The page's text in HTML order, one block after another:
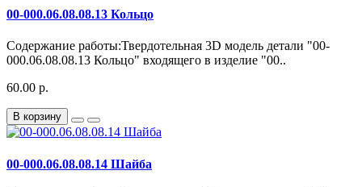
00-000.06.08.08.13 Кольцо
Содержание работы:Твердотельная 3D модель детали "00-
000.06.08.08.13 Кольцо" входящего в изделие "00..
60.00 р.
В корзину
00-000.06.08.08.14 Шайба